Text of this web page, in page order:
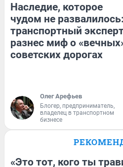
Наследие, которое
чудом не развалилось:
транспортный
разнес миф о
советских дорогах
Олег Арефьев
Блогер, предприниматель,
владелец в транспортном
бизнесе
«Это тот, кого ты